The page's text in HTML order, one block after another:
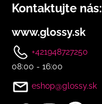
Kontaktujte nás:
www.glossy.sk
+421948727250
08:00 - 16:00
eshop@glossy.sk